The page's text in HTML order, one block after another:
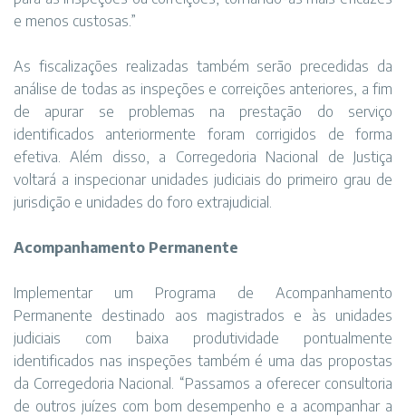
e menos custosas.”
As fiscalizações realizadas também serão precedidas da
análise de todas as inspeções e correições anteriores, a fim
de apurar se problemas na prestação do serviço
identificados anteriormente foram corrigidos de forma
efetiva. Além disso, a Corregedoria Nacional de Justiça
voltará a inspecionar unidades judiciais do primeiro grau de
jurisdição e unidades do foro extrajudicial.
Acompanhamento Permanente
Implementar um Programa de Acompanhamento
Permanente destinado aos magistrados e às unidades
judiciais com baixa produtividade pontualmente
identificados nas inspeções também é uma das propostas
da Corregedoria Nacional. “Passamos a oferecer consultoria
de outros juízes com bom desempenho e a acompanhar a